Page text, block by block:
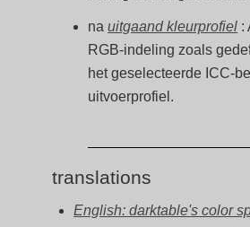
nauitgaand kleurprofiel :
RGB-indeling zoals
het geselecteerde ICC-
uitvoerprofiel.
translations
English: darktable's color